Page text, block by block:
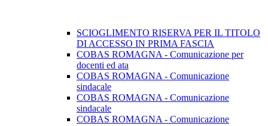
SCIOGLIMENTO RISERVA PER IL TITOLO
DI ACCESSO IN PRIMA FASCIA
COBAS ROMAGNA - Comunicazione per
docenti ed ata
COBAS ROMAGNA - Comunicazione
sindacale
COBAS ROMAGNA - Comunicazione
sindacale
COBAS ROMAGNA - Comunicazione